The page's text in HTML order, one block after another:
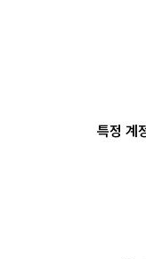
특정 계